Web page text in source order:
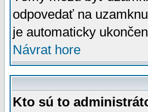
odpovedať na
je automaticky
Návrat hore
Kto sú to